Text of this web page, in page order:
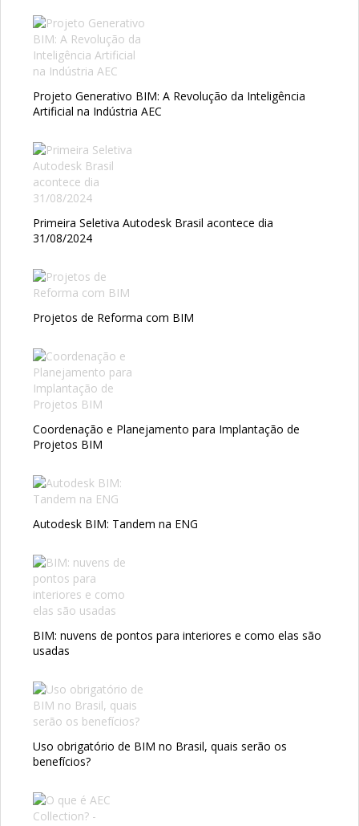
Projeto Generativo BIM: A Revolução da Inteligência
Artificial na Indústria AEC
Primeira Seletiva Autodesk Brasil acontece dia
31/08/2024
Projetos de Reforma com BIM
Coordenação e Planejamento para Implantação de
Projetos BIM
Autodesk BIM: Tandem na ENG
BIM: nuvens de pontos para interiores e como elas são
usadas
Uso obrigatório de BIM no Brasil, quais serão os
benefícios?